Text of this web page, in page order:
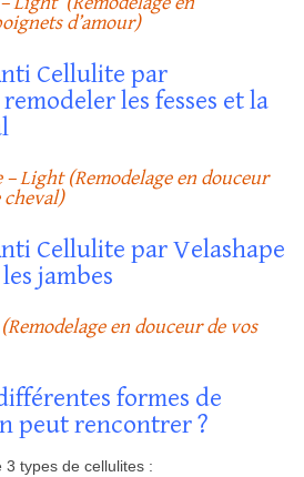
d’amour)
Cellulite par
les fesses et la
– Light (Remodelage en douceur
cheval)
Cellulite par Velashape
jambes
en douceur de vos
formes de
peut rencontrer ?
3 types de cellulites :